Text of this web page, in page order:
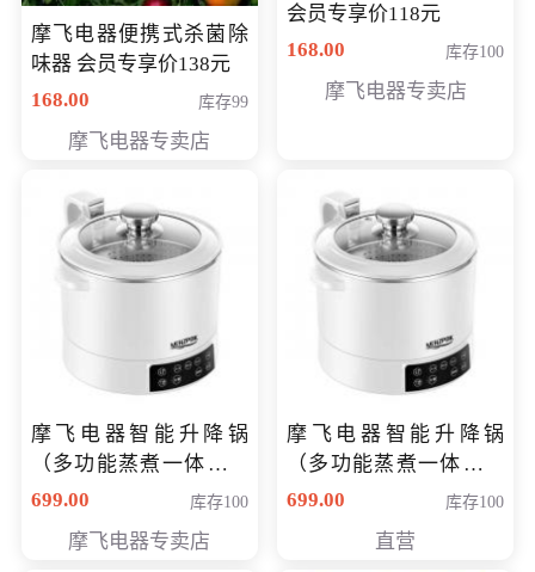
摩飞电器便携式杀菌除
味器 会员专享价138元
168.00
库存99
摩飞电器专卖店
会员专享价118元
168.00
库存100
摩飞电器专卖店
摩飞电器智能升降锅
（多功能蒸煮一体锅）
（智能升降养生锅） 会
699.00 库存100
摩飞电器专卖店
摩飞电器智能升降锅
（多功能蒸煮一体锅）
（智能升降养生锅） 会
699.00 库存100
直营